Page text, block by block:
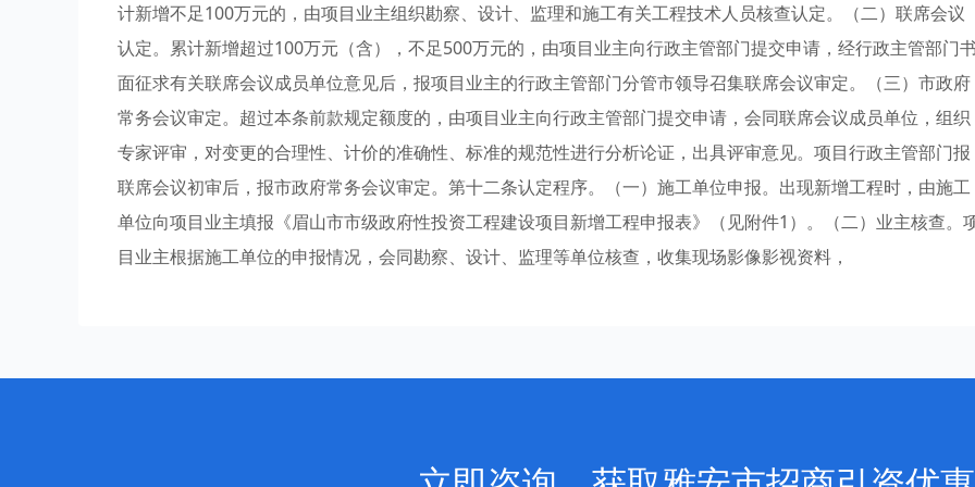
计新增不足100万元的，由项目业主组织勘察、设计、监理和施工有关工程技术人员核查认定。（二）联席会议
认定。累计新增超过100万元（含），不足500万元的，由项目业主向行政主管部门提交申请，经行政主管部门书
面征求有关联席会议成员单位意见后，报项目业主的行政主管部门分管市领导召集联席会议审定。（三）市政府
常务会议审定。超过本条前款规定额度的，由项目业主向行政主管部门提交申请，会同联席会议成员单位，组织
专家评审，对变更的合理性、计价的准确性、标准的规范性进行分析论证，出具评审意见。项目行政主管部门报
联席会议初审后，报市政府常务会议审定。第十二条认定程序。（一）施工单位申报。出现新增工程时，由施工
单位向项目业主填报《眉山市市级政府性投资工程建设项目新增工程申报表》（见附件1）。（二）业主核查。
目业主根据施工单位的申报情况，会同勘察、设计、监理等单位核查，收集现场影像影视资料，